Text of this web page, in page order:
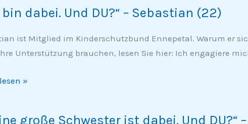
bin dabei. Und DU?“ – Sebastian (22)
ist Mitglied im Kinderschutzbund Ennepetal. Warum er
Unterstützung brauchen, lesen Sie hier: Ich engagiere
»
große Schwester ist dabei. Und DU?“